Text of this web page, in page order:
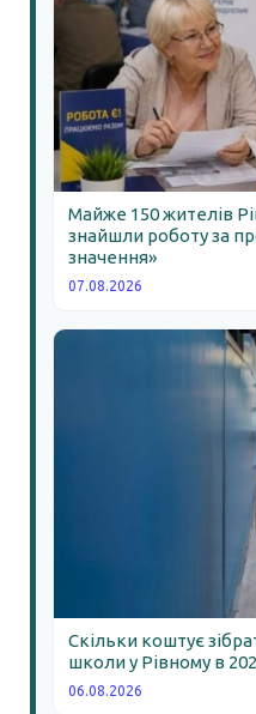
Майже 150 жителів
знайшли роботу за
значення»
07.08.2026
Скільки коштує
школи у Рівному в
06.08.2026